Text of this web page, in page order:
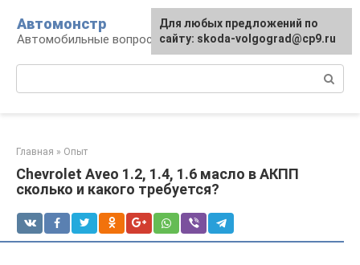
контенту
Автомонстр
Автомобильные вопросы и ответы
Главная » Опыт
Chevrolet Aveo 1.2, 1.4, 1.6 масло в АКПП
сколько и какого требуется?
Для любых предложений по
сайту: skoda-volgograd@cp9.ru